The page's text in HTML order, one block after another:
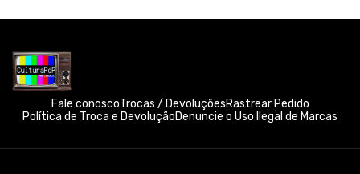
Fale conoscoTrocas / DevoluçõesRastrear Pedido
Política de Troca e DevoluçãoDenuncie o Uso Ilegal de Marcas